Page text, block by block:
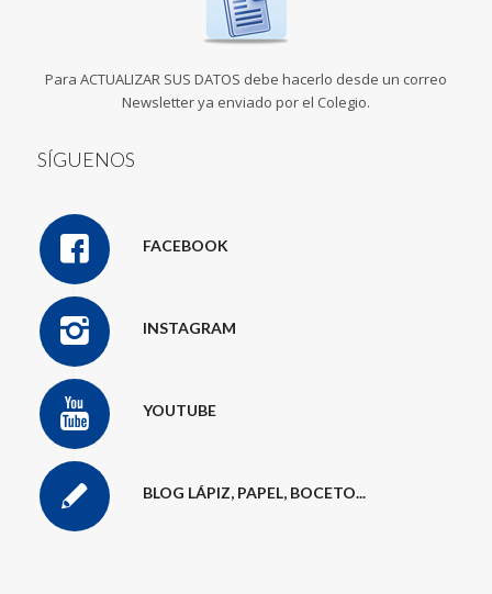
Para ACTUALIZAR SUS DATOS debe hacerlo desde un correo
Newsletter ya enviado por el Colegio.
SÍGUENOS
FACEBOOK
INSTAGRAM
YOUTUBE
BLOG LÁPIZ, PAPEL, BOCETO...